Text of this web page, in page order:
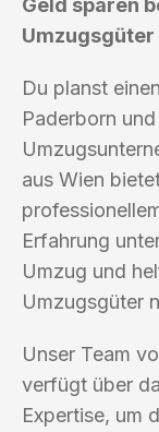
Geld sparen
Umzugsgüter
Du planst
Paderborn
aus Wien
Erfahrung
Umzug und
Umzugsgüter
Unser Team
verfügt über
Expertise, um